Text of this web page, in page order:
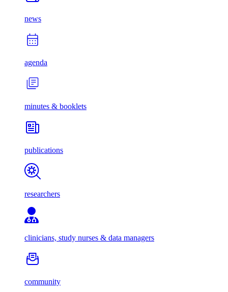
news
agenda
minutes & booklets
publications
researchers
clinicians, study nurses & data managers
community